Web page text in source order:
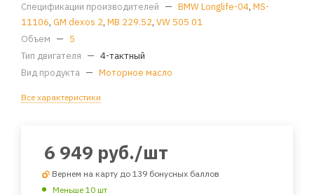
Спецификации производителей — BMW Longlife-04, MS-
11106, GM dexos 2, MB 229.52, VW 505 01
Объем — 5
Тип двигателя — 4-тактный
Вид продукта — Моторное масло
Все характеристики
6 949 руб./шт
Вернем на карту до 139 бонусных баллов
Меньше 10 шт